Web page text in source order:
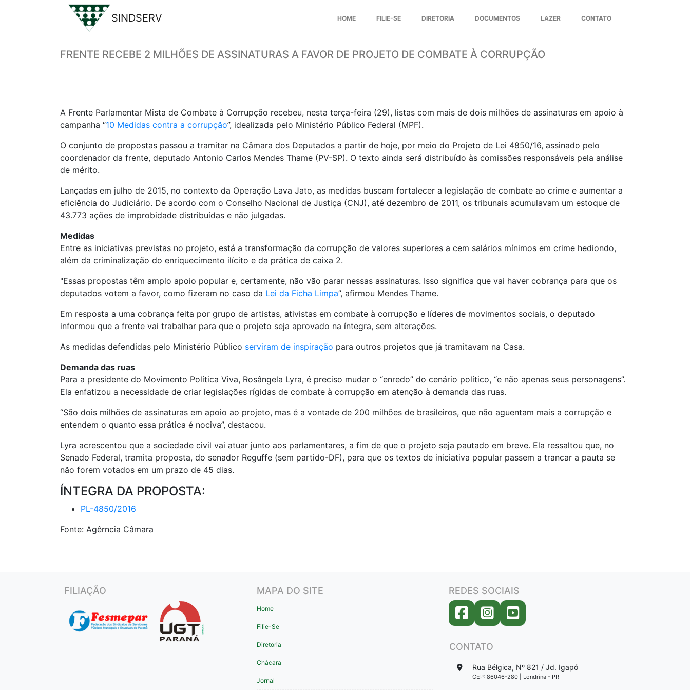
SINDSERV HOME FILIE-SE DIRETORIA DOCUMENTOS LAZER CONTATO
FRENTE RECEBE 2 MILHÕES DE ASSINATURAS A FAVOR DE PROJETO DE COMBATE À CORRUPÇÃO
A Frente Parlamentar Mista de Combate à Corrupção recebeu, nesta terça-feira (29), listas com mais de dois milhões de assinaturas em apoio à
campanha “10 Medidas contra a corrupção”, idealizada pelo Ministério Público Federal (MPF).
O conjunto de propostas passou a tramitar na Câmara dos Deputados a partir de hoje, por meio do Projeto de Lei 4850/16, assinado pelo
coordenador da frente, deputado Antonio Carlos Mendes Thame (PV-SP). O texto ainda será distribuído às comissões responsáveis pela análise
de mérito.
Lançadas em julho de 2015, no contexto da Operação Lava Jato, as medidas buscam fortalecer a legislação de combate ao crime e aumentar a
eficiência do Judiciário. De acordo com o Conselho Nacional de Justiça (CNJ), até dezembro de 2011, os tribunais acumulavam um estoque de
43.773 ações de improbidade distribuídas e não julgadas.
Medidas
Entre as iniciativas previstas no projeto, está a transformação da corrupção de valores superiores a cem salários mínimos em crime hediondo,
além da criminalização do enriquecimento ilícito e da prática de caixa 2.
"Essas propostas têm amplo apoio popular e, certamente, não vão parar nessas assinaturas. Isso significa que vai haver cobrança para que os
deputados votem a favor, como fizeram no caso da Lei da Ficha Limpa”, afirmou Mendes Thame.
Em resposta a uma cobrança feita por grupo de artistas, ativistas em combate à corrupção e líderes de movimentos sociais, o deputado
informou que a frente vai trabalhar para que o projeto seja aprovado na íntegra, sem alterações.
As medidas defendidas pelo Ministério Público serviram de inspiração para outros projetos que já tramitavam na Casa.
Demanda das ruas
Para a presidente do Movimento Política Viva, Rosângela Lyra, é preciso mudar o “enredo” do cenário político, “e não apenas seus personagens”.
Ela enfatizou a necessidade de criar legislações rígidas de combate à corrupção em atenção à demanda das ruas.
“São dois milhões de assinaturas em apoio ao projeto, mas é a vontade de 200 milhões de brasileiros, que não aguentam mais a corrupção e
entendem o quanto essa prática é nociva”, destacou.
Lyra acrescentou que a sociedade civil vai atuar junto aos parlamentares, a fim de que o projeto seja pautado em breve. Ela ressaltou que, no
Senado Federal, tramita proposta, do senador Reguffe (sem partido-DF), para que os textos de iniciativa popular passem a trancar a pauta se
não forem votados em um prazo de 45 dias.
ÍNTEGRA DA PROPOSTA:
PL-4850/2016
Fonte: Agêrncia Câmara
FILIAÇÃO MAPA DO SITE
Home
Filie-Se
Diretoria
Chácara
Jornal
REDES SOCIAIS
CONTATO
Rua Bélgica, Nº 821 / Jd. Igapó
CEP: 86046-280 | Londrina - PR